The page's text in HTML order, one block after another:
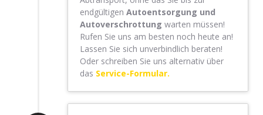
endgültigen Autoentsorgung und
Autoverschrottung warten müssen!
Rufen Sie uns am besten noch heute an!
Lassen Sie sich unverbindlich beraten!
Oder schreiben Sie uns alternativ über
das Service-Formular.